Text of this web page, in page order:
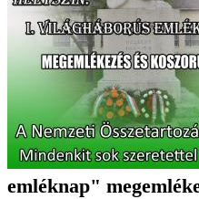
emléknap"